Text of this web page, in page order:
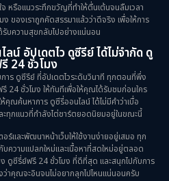
(26)
(3)
าติ (49)
(24)
(93)
(2)
หรือแนวระทึกขวัญที่ทำให้ตื่นเต้นจนลืมเวลา
ของเราถูกคัดสรรมาแล้วว่าดีจริง เพื่อให้การ
บความสุขกลับไปอย่างแน่นอน
น์ อัปเดตไว ดูซีรีย์ ได้ไม่จำกัด ดู
24 ชั่วโมง
าร ดูซีรีย์ ที่อัปเดตไวระดับวินาที ทุกตอนที่พึ่ง
24 ชั่วโมง ให้ทันทีเพื่อให้คุณได้รับชมก่อนใคร
คุณค้นหาการ ดูซีรี่ออนไลน์ ได้ไม่มีคำว่าเบื่อ
ะทุกแนวที่กำลังไต่ชาร์ตยอดนิยมอยู่ในขณะนี้
และพัฒนาหน้าเว็บให้ใช้งานง่ายอยู่เสมอ ทุก
บความแปลกใหม่และเนื้อหาที่สดใหม่อยู่ตลอด
ดูซีรี่ย์ฟรี 24 ชั่วโมง ที่ดีที่สุด และสนุกไปกับการ
าคุณจะอินจนไม่อยากลุกไปไหนแน่นอนครับ